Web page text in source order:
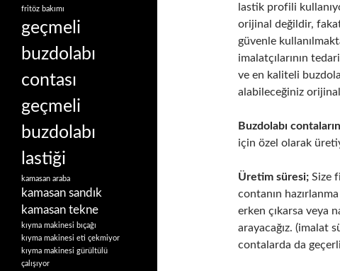
lastik profili
orijinal değildir,
güvenle
imalatçılarının
ve en kaliteli
alabileceğiniz
Buzdolabı
için özel olarak
Üretim süresi; Size
contanın
erken çıkarsa veya
arayacağız. (imalat
contalarda da
fritöz bakımı
geçmeli
buzdolabı
contası
geçmeli
buzdolabı
lastiği
kamasan araba
kamasan sandık
kamasan tekne
kıyma makinesi bıçağı
kıyma makinesi eti çekmiyor
kıyma makinesi gürültülü
çalışıyor